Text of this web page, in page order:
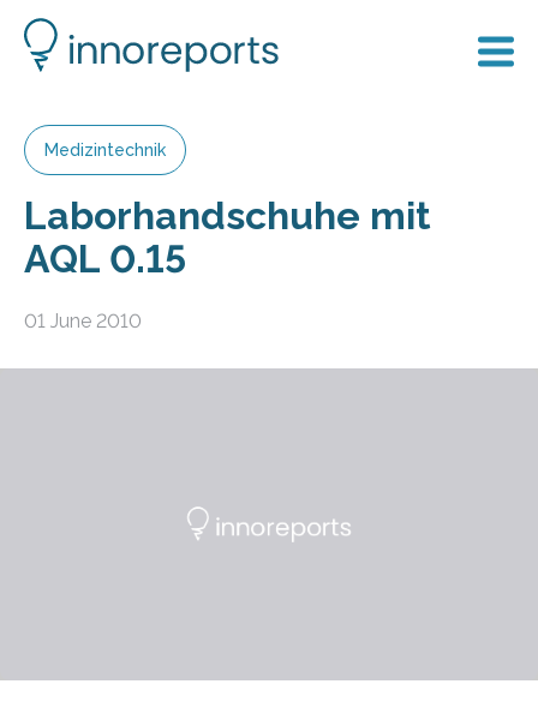
Medizintechnik
Laborhandschuhe mit
AQL 0.15
01 June 2010